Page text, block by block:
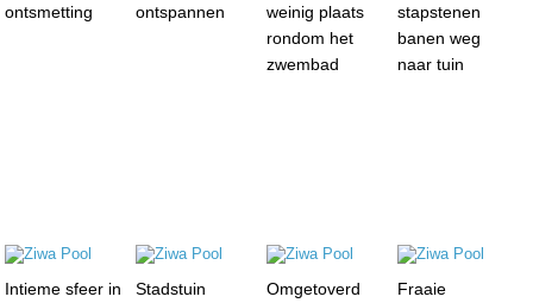
ontsmetting
ontspannen
weinig plaats
rondom het
zwembad
stapstenen
banen weg
naar tuin
Intieme sfeer in
Stadstuin Omgetoverd
Fraaie